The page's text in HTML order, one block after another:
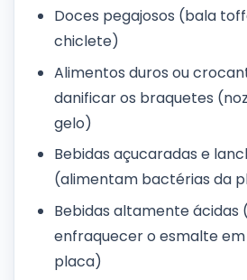
Doces pegajosos (bala
chiclete)
Alimentos duros ou
danificar os braquetes
gelo)
Bebidas açucaradas e
(alimentam bactérias da
Bebidas altamente ácidas
enfraquecer o esmalte
placa)